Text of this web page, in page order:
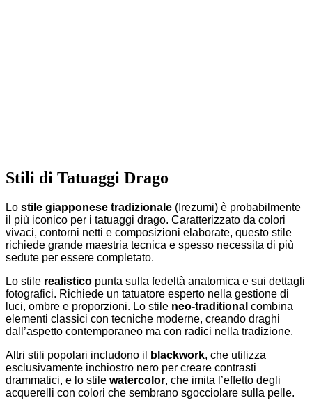
Stili di Tatuaggi Drago
Lo stile giapponese tradizionale (Irezumi) è probabilmente
il più iconico per i tatuaggi drago. Caratterizzato da colori
vivaci, contorni netti e composizioni elaborate, questo stile
richiede grande maestria tecnica e spesso necessita di più
sedute per essere completato.
Lo stile realistico punta sulla fedeltà anatomica e sui dettagli
fotografici. Richiede un tatuatore esperto nella gestione di
luci, ombre e proporzioni. Lo stile neo-traditional combina
elementi classici con tecniche moderne, creando draghi
dall’aspetto contemporaneo ma con radici nella tradizione.
Altri stili popolari includono il
blackwork, che utilizza
esclusivamente inchiostro nero per creare contrasti
drammatici, e lo stile watercolor, che imita l’effetto degli
acquerelli con colori che sembrano sgocciolare sulla pelle.